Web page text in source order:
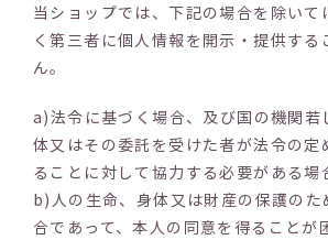
当ショップでは、下記の場合を除いて
く第三者に個人情報を開示・提供する
ん。
a)法令に基づく場合、及び国の機関若
体又はその委託を受けた者が法令の定
ることに対して協力する必要がある場
b)人の生命、身体又は財産の保護のた
合であって、本人の同意を得ることが